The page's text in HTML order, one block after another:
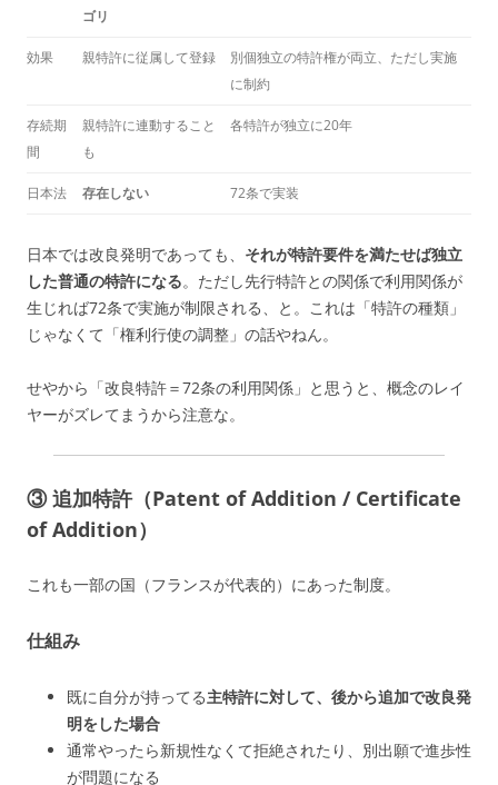
ゴリ
効果 親特許に従属して登録
別個独立の特許権が両立、ただし実施
に制約
存続期
間
親特許に連動すること
も
各特許が独立に20年
日本法 存在しない 72条で実装
日本では改良発明であっても、 それが特許要件を満たせば独立
した普通の特許になる。ただし先行特許との関係で利用関係が
生じれば72条で実施が制限される、と。これは「特許の種類」
じゃなくて「権利行使の調整」の話やねん。
せやから「改良特許＝72条の利用関係」と思うと、概念のレイ
ヤーがズレてまうから注意な。
③ 追加特許（Patent of Addition / Certificate
of Addition）
これも一部の国（フランスが代表的）にあった制度。
仕組み
既に自分が持ってる主特許に対して、後から追加で改良発
明をした場合
通常やったら新規性なくて拒絶されたり、別出願で進歩性
が問題になる